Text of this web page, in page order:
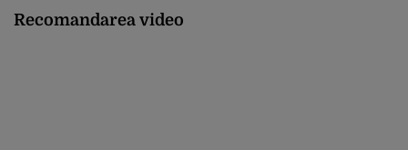
Recomandarea video